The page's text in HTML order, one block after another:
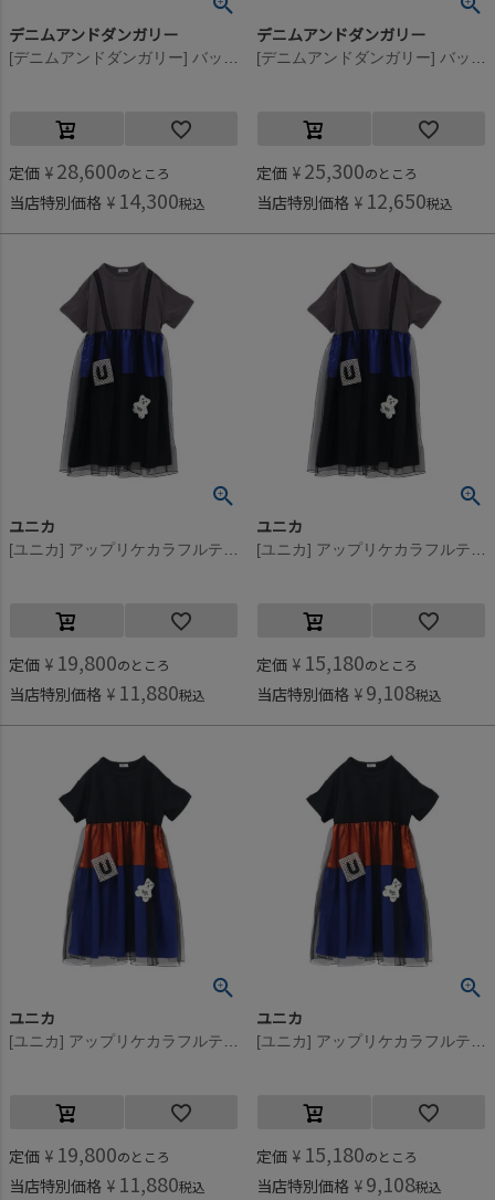
デニムアンドダンガリー
定価 ¥ 28,600のところ
当店特別価格 ¥ 14,300税込
デニムアンドダンガリー
定価 ¥ 25,300のところ
当店特別価格 ¥ 12,650税込
ユニカ
定価 ¥ 19,800のところ
当店特別価格 ¥ 11,880税込
ユニカ
定価 ¥ 15,180のところ
当店特別価格 ¥ 9,108税込
ユニカ
定価 ¥ 19,800のところ
当店特別価格 ¥ 11,880税込
ユニカ
定価 ¥ 15,180のところ
当店特別価格 ¥ 9,108税込